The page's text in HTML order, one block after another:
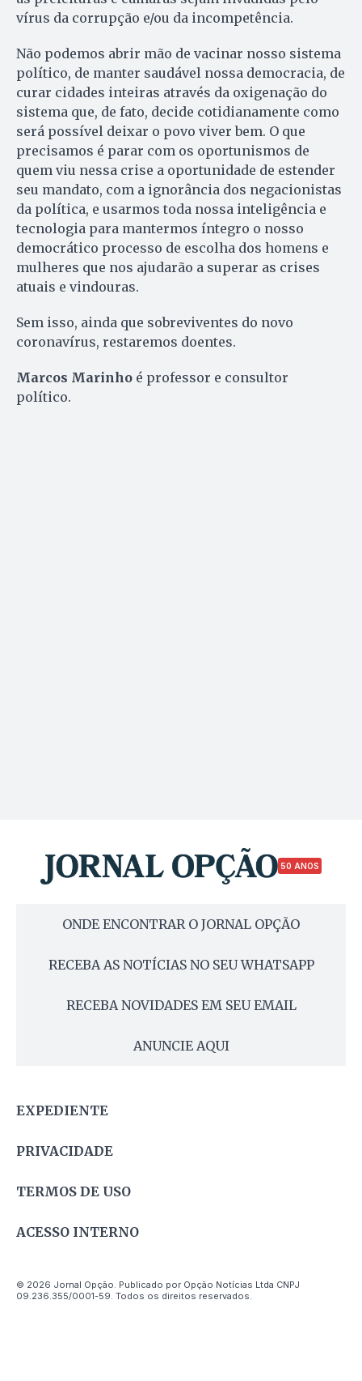
vírus da corrupção e/ou da incompetência.
Não podemos abrir mão de vacinar nosso sistema
político, de manter saudável nossa democracia, de
curar cidades inteiras através da oxigenação do
sistema que, de fato, decide cotidianamente como
será possível deixar o povo viver bem. O que
precisamos é parar com os oportunismos de
quem viu nessa crise a oportunidade de estender
seu mandato, com a ignorância dos negacionistas
da política, e usarmos toda nossa inteligência e
tecnologia para mantermos íntegro o nosso
democrático processo de escolha dos homens e
mulheres que nos ajudarão a superar as crises
atuais e vindouras.
Sem isso, ainda que sobreviventes do novo
coronavírus, restaremos doentes.
Marcos Marinho é professor e consultor
político.
50 ANOS
ONDE ENCONTRAR O JORNAL OPÇÃO
RECEBA AS NOTÍCIAS NO SEU WHATSAPP
RECEBA NOVIDADES EM SEU EMAIL
ANUNCIE AQUI
EXPEDIENTE
PRIVACIDADE
TERMOS DE USO
ACESSO INTERNO
© 2026 Jornal Opção. Publicado por Opção Notícias Ltda CNPJ
09.236.355/0001-59. Todos os direitos reservados.